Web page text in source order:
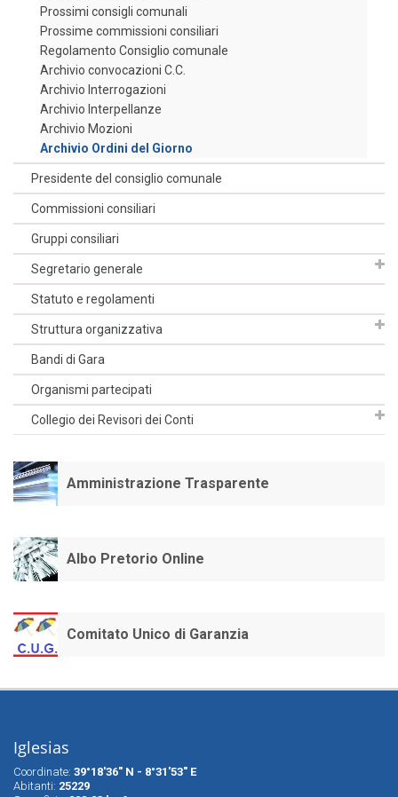
Prossimi consigli comunali
Prossime commissioni consiliari
Regolamento Consiglio comunale
Archivio convocazioni C.C.
Archivio Interrogazioni
Archivio Interpellanze
Archivio Mozioni
Archivio Ordini del Giorno
Presidente del consiglio comunale
Commissioni consiliari
Gruppi consiliari
Segretario generale
Statuto e regolamenti
Struttura organizzativa
Bandi di Gara
Organismi partecipati
Collegio dei Revisori dei Conti
Amministrazione Trasparente
Albo Pretorio Online
Comitato Unico di Garanzia
Iglesias
Coordinate: 39°18'36" N - 8°31'53" E
Abitanti: 25229